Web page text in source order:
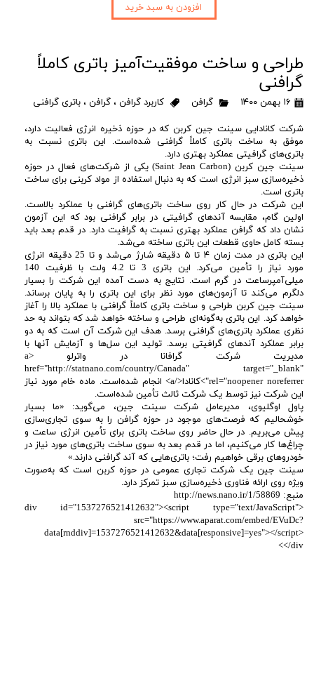
طراحی و ساخت موفقیت‌آمیز باتری کاملاً
گرافنی
۱۶ بهمن ۱۴۰۰ گرافن کاربرد گرافن ،گرافن ،باتری گرافنی
شرکت کانادایی سینت جین کربن که در حوزه ذخیره انرژی فعالیت دارد،
موفق به ساخت باتری کاملاً گرافنی شده‌است. این باتری نسبت به
باتری‌های گرافیتی عملکرد بهتری دارد.
سینت جین کربن (Saint Jean Carbon) یکی از شرکت‌های فعال در حوزه
ذخیره‌سازی سبز انرژی است که به دنبال استفاده از مواد کربنی برای ساخت
باتری است.
این شرکت در حال کار روی ساخت باتری‌های گرافنی با عملکرد بالاست.
اولین گام، مقایسه آندهای گرافیتی در برابر گرافنی بود که این آزمون
نشان داد که گرافن عملکرد بهتری نسبت به گرافیت دارد. در قدم بعد باید
بسته کامل حاوی قطعات این باتری ساخته می‌شد.
این باتری در مدت زمان ۴ تا ۵ دقیقه شارژ می‌شد و تا 25 دقیقه انرژی
مورد نیاز را تأمین می‌کرد. این باتری 3 تا 4.2 ولت با ظرفیت 140
میلی‌آمپرساعت در گرم است. نتایج به دست آمده این شرکت را بسیار
دلگرم می‌کند تا آزمون‌های مورد نظر برای این باتری را به پایان برساند.
سینت جین کربن طراحی و ساخت باتری کاملاً گرافنی با عملکرد بالا را آغاز
خواهد کرد. این باتری به‌گونه‌ای طراحی و ساخته خواهد شد که بتواند به حد
نظری عملکرد باتری‌های گرافنی برسد. هدف این شرکت آن است که به دو
برابر عملکرد آندهای گرافیتی برسد. تولید این سل‌ها و آزمایش آنها با
مدیریت شرکت گرافانا در واترلو <a
href="http://statnano.com/country/Canada" target="_blank"
rel="noopener noreferrer">کانادا</a> انجام شده‌است. ماده خام مورد نیاز
این شرکت نیز توسط یک شرکت ثالث تأمین شده‌است.
پاول اوگلیوی، مدیرعامل شرکت سینت جین، می‌گوید: «ما بسیار
خوشحالیم که فرصت‌های موجود در حوزه گرافن را به سوی تجاری‌سازی
پیش می‌بریم. در حال حاضر روی ساخت باتری برای تأمین انرژی ساعت و
چراغ‌ها کار می‌کنیم، اما در قدم بعد به سوی ساخت باتری‌های مورد نیاز در
خودروهای برقی خواهیم رفت؛ باتری‌هایی که آند گرافنی دارند.»
سینت جین یک شرکت تجاری عمومی در حوزه کربن است که به‌صورت
ویژه روی ارائه فناوری ذخیره‌سازی سبز تمرکز دارد.
منبع: http://news.nano.ir/1/58869
<div id="1537276521412632"><script type="text/JavaScript"
src="https://www.aparat.com/embed/EVuDc?
data[rnddiv]=1537276521412632&data[responsive]=yes"></script>
</div>
افزودن به سبد خرید